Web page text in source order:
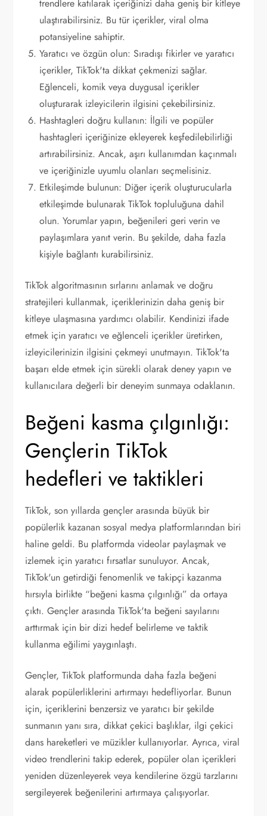
trendlere katılarak içeriğinizi daha geniş bir kitleye
ulaştırabilirsiniz. Bu tür içerikler, viral olma
potansiyeline sahiptir.
Yaratıcı ve özgün olun: Sıradışı fikirler ve yaratıcı
içerikler, TikTok'ta dikkat çekmenizi sağlar.
Eğlenceli, komik veya duygusal içerikler
oluşturarak izleyicilerin ilgisini çekebilirsiniz.
Hashtagleri doğru kullanın: İlgili ve popüler
hashtagleri içeriğinize ekleyerek keşfedilebilirliği
artırabilirsiniz. Ancak, aşırı kullanımdan kaçınmalı
ve içeriğinizle uyumlu olanları seçmelisiniz.
Etkileşimde bulunun: Diğer içerik oluşturucularla
etkileşimde bulunarak TikTok topluluğuna dahil
olun. Yorumlar yapın, beğenileri geri verin ve
paylaşımlara yanıt verin. Bu şekilde, daha fazla
kişiyle bağlantı kurabilirsiniz.
TikTok algoritmasının sırlarını anlamak ve doğru
stratejileri kullanmak, içeriklerinizin daha geniş bir
kitleye ulaşmasına yardımcı olabilir. Kendinizi ifade
etmek için yaratıcı ve eğlenceli içerikler üretirken,
izleyicilerinizin ilgisini çekmeyi unutmayın. TikTok'ta
başarı elde etmek için sürekli olarak deney yapın ve
kullanıcılara değerli bir deneyim sunmaya odaklanın.
Beğeni kasma çılgınlığı:
Gençlerin TikTok
hedefleri ve taktikleri
TikTok, son yıllarda gençler arasında büyük bir
popülerlik kazanan sosyal medya platformlarından biri
haline geldi. Bu platformda videolar paylaşmak ve
izlemek için yaratıcı fırsatlar sunuluyor. Ancak,
TikTok'un getirdiği fenomenlik ve takipçi kazanma
hırsıyla birlikte “beğeni kasma çılgınlığı” da ortaya
çıktı. Gençler arasında TikTok'ta beğeni sayılarını
arttırmak için bir dizi hedef belirleme ve taktik
kullanma eğilimi yaygınlaştı.
Gençler, TikTok platformunda daha fazla beğeni
alarak popülerliklerini artırmayı hedefliyorlar. Bunun
için, içeriklerini benzersiz ve yaratıcı bir şekilde
sunmanın yanı sıra, dikkat çekici başlıklar, ilgi çekici
dans hareketleri ve müzikler kullanıyorlar. Ayrıca, viral
video trendlerini takip ederek, popüler olan içerikleri
yeniden düzenleyerek veya kendilerine özgü tarzlarını
sergileyerek beğenilerini artırmaya çalışıyorlar.